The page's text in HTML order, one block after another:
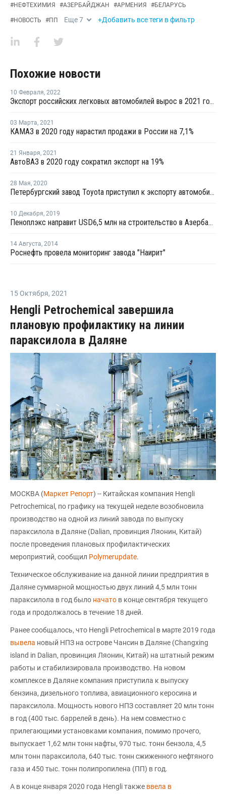
#НЕФТЕХИМИЯ #АЗЕРБАЙДЖАН #АРМЕНИЯ #БЕЛАРУСЬ
#НОВОСТЬ #ПП Еще7 +Добавить все теги в фильтр
Похожие новости
10 Февраля, 2022
Экспорт российских легковых автомобилей вырос в 2021 году более чем на треть
03 Марта, 2021
КАМАЗ в 2020 году нарастил продажи в России на 7,1%
21 Января, 2021
АвтоВАЗ в 2020 году сократил экспорт на 19%
28 Мая, 2020
Петербургский завод Toyota приступил к экспорту автомобилей в Армению
10 Декабря, 2019
Пеноплэкс направит USD6,5 млн на строительство в Азербайджане завода по выпуску теплоизоляционных плит
14 Августа, 2014
Роснефть провела мониторинг завода "Наирит"
15 Октября, 2021
Hengli Petrochemical завершила
плановую профилактику на линии
параксилола в Даляне
МОСКВА (Маркет Репорт) -- Китайская компания Hengli
Petrochemical, по графику на текущей неделе возобновила
производство на одной из линий завода по выпуску
параксилола в Даляне (Dalian, провинция Ляонин, Китай)
после проведения плановых профилактических
мероприятий, сообщил Polymerupdate.
Техническое обслуживание на данной линии предприятия в
Даляне суммарной мощностью двух линий 4,5 млн тонн
параксилола в год было начато в конце сентября текущего
года и продолжалось в течение 18 дней.
Ранее сообщалось, что Hengli Petrochemical в марте 2019 года
вывела новый НПЗ на острове Чансин в Даляне (Changxing
island in Dalian, провинция Ляонин, Китай) на штатный режим
работы и стабилизировала производство. На новом
комплексе в Даляне компания приступила к выпуску
бензина, дизельного топлива, авиационного керосина и
параксилола. Мощность нового НПЗ составляет 20 млн тонн
в год (400 тыс. баррелей в день). На нем совместно с
прилегающими установками компания, помимо прочего,
выпускает 1,62 млн тонн нафты, 970 тыс. тонн бензола, 4,5
млн тонн параксилола, 640 тыс. тонн сжиженного нефтяного
газа и 450 тыс. тонн полипропилена (ПП) в год.
А в конце января 2020 года Hengli также ввела в